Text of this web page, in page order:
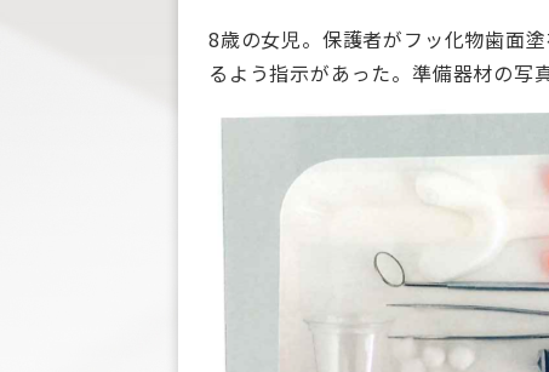
8歳の女児。保護者がフッ化物歯面
るよう指示があった。準備器材の写